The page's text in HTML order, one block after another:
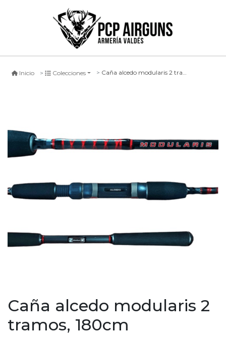
Inicio Colecciones Caña alcedo modularis 2 tramos, 180cm
Caña alcedo modularis 2
tramos, 180cm